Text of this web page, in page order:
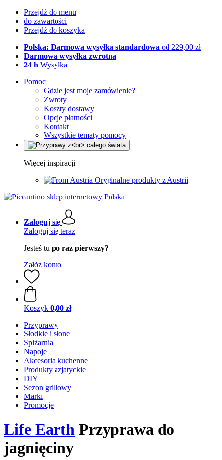
Przejdź do menu
do zawartości
Przejdź do koszyka
Polska: Darmowa wysyłka standardowa od 229,00 zł
Darmowa wysyłka zwrotna
24 h Wysyłka
Pomoc
Gdzie jest moje zamówienie?
Zwroty
Koszty dostawy
Opcje płatności
Kontakt
Wszystkie tematy pomocy
Więcej inspiracji
Oryginalne produkty z Austrii
Zaloguj się
Zaloguj się teraz
Jesteś tu po raz pierwszy?
Załóż konto
Koszyk 0,00 zł
Przyprawy
Słodkie i słone
Spiżarnia
Napoje
Akcesoria kuchenne
Produkty azjatyckie
DIY
Sezon grillowy
Marki
Promocje
Life Earth Przyprawa do
jagnięciny